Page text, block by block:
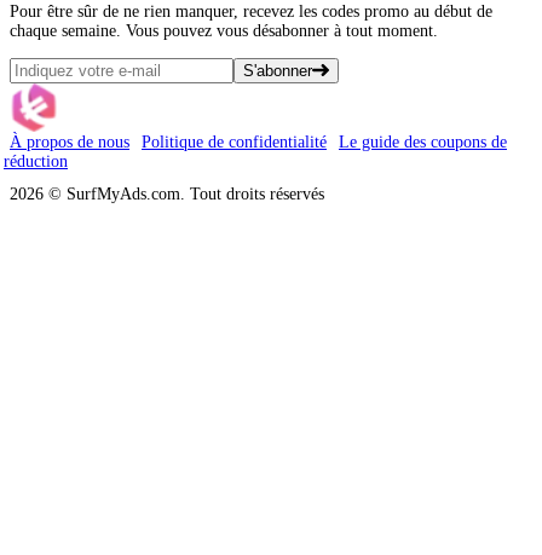
Pour être sûr de ne rien manquer, recevez les codes promo au début de
chaque semaine. Vous pouvez vous désabonner à tout moment.
S'abonner
À propos de nous Politique de confidentialité
Le guide des coupons de
réduction
2026 © SurfMyAds.com. Tout droits réservés